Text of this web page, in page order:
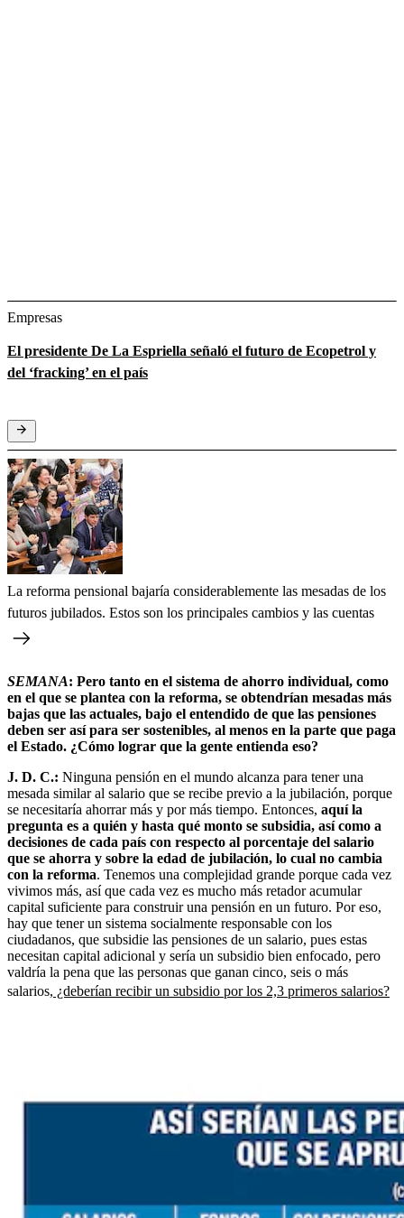
Empresas
El presidente De La Espriella señaló el futuro de Ecopetrol y
del ‘fracking’ en el país
La reforma pensional bajaría considerablemente las mesadas de los
futuros jubilados. Estos son los principales cambios y las cuentas
SEMANA: Pero tanto en el sistema de ahorro individual, como
en el que se plantea con la reforma, se obtendrían mesadas más
bajas que las actuales, bajo el entendido de que las pensiones
deben ser así para ser sostenibles, al menos en la parte que paga
el Estado. ¿Cómo lograr que la gente entienda eso?
J. D. C.: Ninguna pensión en el mundo alcanza para tener una
mesada similar al salario que se recibe previo a la jubilación, porque
se necesitaría ahorrar más y por más tiempo. Entonces, aquí la
pregunta es a quién y hasta qué monto se subsidia, así como a
decisiones de cada país con respecto al porcentaje del salario
que se ahorra y sobre la edad de jubilación, lo cual no cambia
con la reforma. Tenemos una complejidad grande porque cada vez
vivimos más, así que cada vez es mucho más retador acumular
capital suficiente para construir una pensión en un futuro. Por eso,
hay que tener un sistema socialmente responsable con los
ciudadanos, que subsidie las pensiones de un salario, pues estas
necesitan capital adicional y sería un subsidio bien enfocado, pero
valdría la pena que las personas que ganan cinco, seis o más
salarios, ¿deberían recibir un subsidio por los 2,3 primeros salarios?